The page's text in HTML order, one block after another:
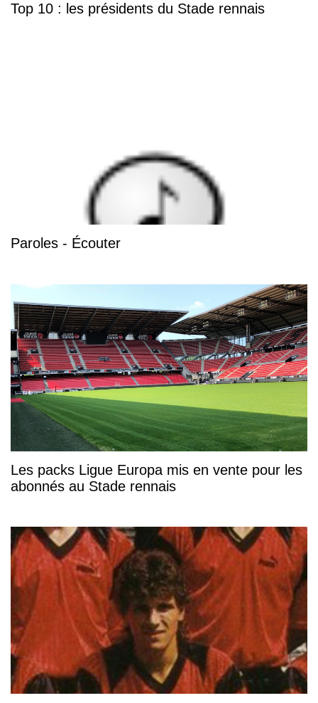
Top 10 : les présidents du Stade rennais
Paroles - Écouter
Les packs Ligue Europa mis en vente pour les
abonnés au Stade rennais